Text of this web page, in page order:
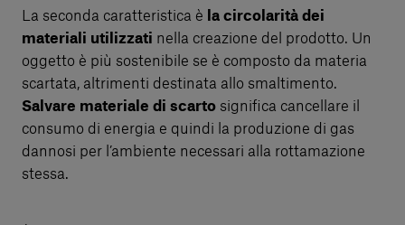
La seconda caratteristica è
la circolarità dei
materiali utilizzati nella creazione del prodotto. Un
oggetto è più sostenibile se è composto da materia
scartata, altrimenti destinata allo smaltimento.
Salvare materiale di scarto significa cancellare il
consumo di energia e quindi la produzione di gas
dannosi per l’ambiente necessari alla rottamazione
stessa.